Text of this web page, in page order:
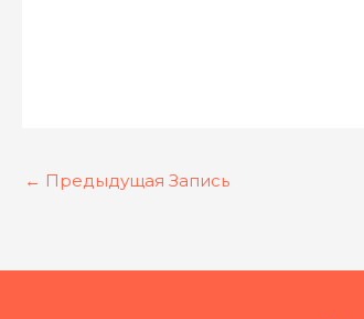
← Предыдущая Запись